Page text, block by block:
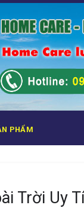
PHẨM
Trời Uy